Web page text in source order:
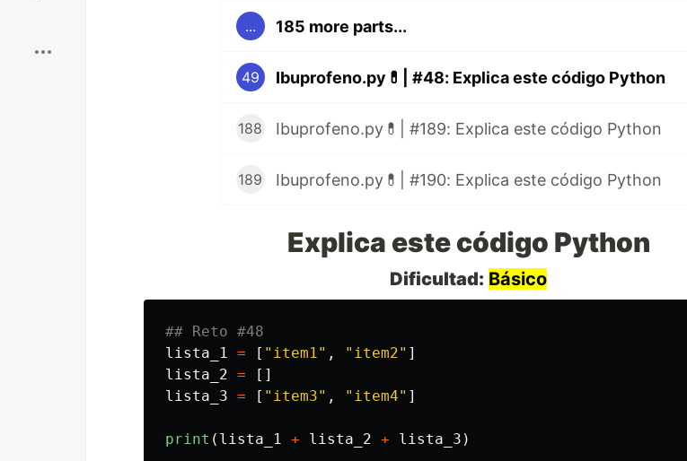
... 185 more parts...
49 Ibuprofeno.py💊| #48: Explica este código Python
188 Ibuprofeno.py💊| #189: Explica este código Python
189 Ibuprofeno.py💊| #190: Explica este código Python
Explica este código Python
Dificultad: Básico
lista_1 = [ " item1" , " item2" ]
lista_2 =
[]
lista_3 = [ " item3" , " item4" ]
print ( lista_1 + lista_2 + lista_3 )